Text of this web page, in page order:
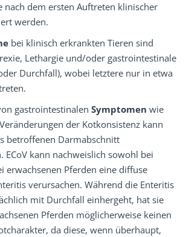
nach dem ersten Auftreten klinischer
werden.
bei klinisch erkrankten Tieren sind
Lethargie und/oder gastrointestinale
Durchfall), wobei letztere nur in etwa
gastrointestinalen Symptomen wie
der Kotkonsistenz kann
betroffenen Darmabschnitt
ECoV kann nachweislich sowohl bei
erwachsenen Pferden eine diffuse
verursachen. Während die Enteritis
mit Durchfall einhergeht, hat sie
Pferden möglicherweise keinen
da diese, wenn überhaupt,